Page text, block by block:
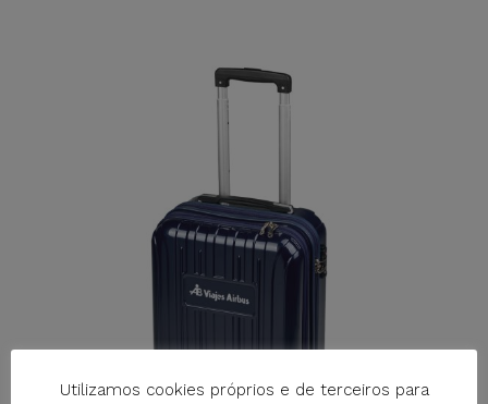
Utilizamos cookies próprios e de terceiros para